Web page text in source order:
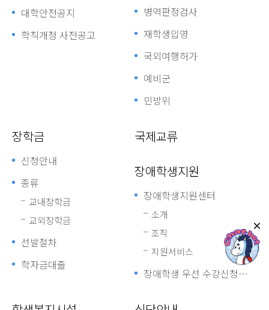
대학안전공지
학칙개정 사전공고
병역판정검사
재학생입영
국외여행허가
예비군
민방위
장학금
신청안내
종류
교내장학금
교외장학금
선발절차
학자금대출
국제교류
장애학생지원
장애학생지원센터
소개
조직
지원서비스
장애학생 우선 수강신청제도